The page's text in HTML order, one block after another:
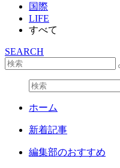
国際
LIFE
すべて
SEARCH
ホーム
新着記事
編集部のおすすめ